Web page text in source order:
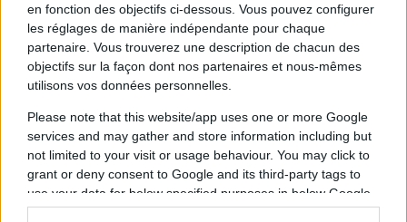
en fonction des objectifs ci-dessous. Vous pouvez configurer
les réglages de manière indépendante pour chaque
partenaire. Vous trouverez une description de chacun des
objectifs sur la façon dont nos partenaires et nous-mêmes
utilisons vos données personnelles.
Please note that this website/app uses one or more Google
services and may gather and store information including but
not limited to your visit or usage behaviour. You may click to
grant or deny consent to Google and its third-party tags to
use your data for below specified purposes in below Google
consent section.